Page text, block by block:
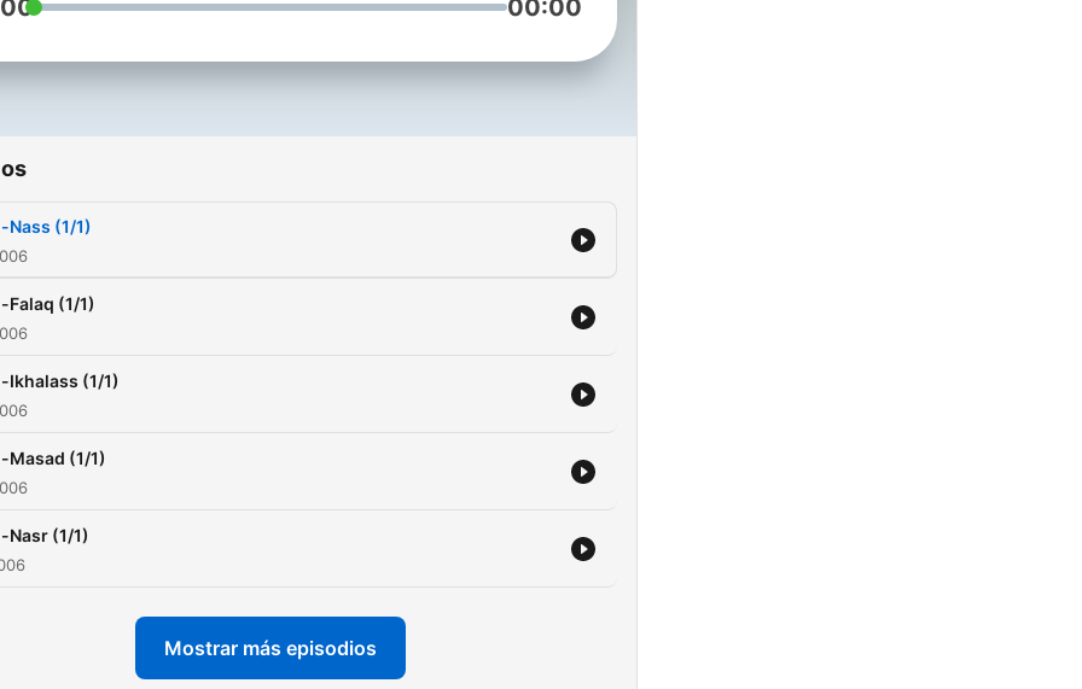
00:00
Nass (1/1)
Falaq (1/1)
Ikhalass (1/1)
Masad (1/1)
Nasr (1/1)
Mostrar más episodios